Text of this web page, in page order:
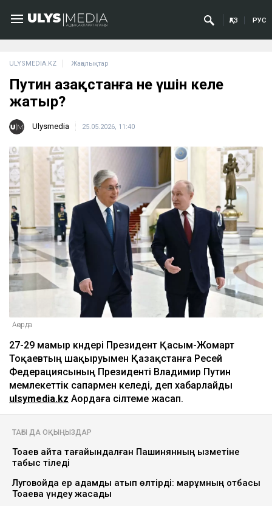
ҚАЗ РУС
ULYSMEDIA.KZ Жаңалықтар
Путин Қазақстанға не үшін келе
жатыр?
Ulysmedia 25.05.2026, 11:40
Ақорда
27-29 мамыр күндері Президент Қасым-Жомарт
Тоқаевтың шақыруымен Қазақстанға Ресей
Федерациясының Президенті Владимир Путин
мемлекеттік сапармен келеді, деп хабарлайды
ulsymedia.kz Аордаға сілтеме жасап.
ТАҒЫ ДА ОҚЫҢЫЗДАР
Тоқаев қайта тағайындалған Пашинянның қызметіне
табыс тіледі
Луговойда ер адамды атып өлтірді: марқұмның отбасы
Тоқаевқа үндеу жасады